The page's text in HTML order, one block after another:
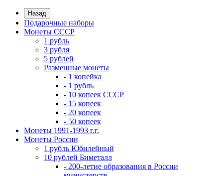
Назад
Подарочные наборы
Монеты СССР
1 рубль
3 рубля
5 рублей
Разменные монеты
- 1 копейка
- 1 рубль
- 10 копеек СССР
- 15 копеек
- 20 копеек
- 50 копеек
Монеты 1991-1993 г.г.
Монеты России
1 рубль Юбилейный
10 рублей Биметалл
- 200-летие образования в России